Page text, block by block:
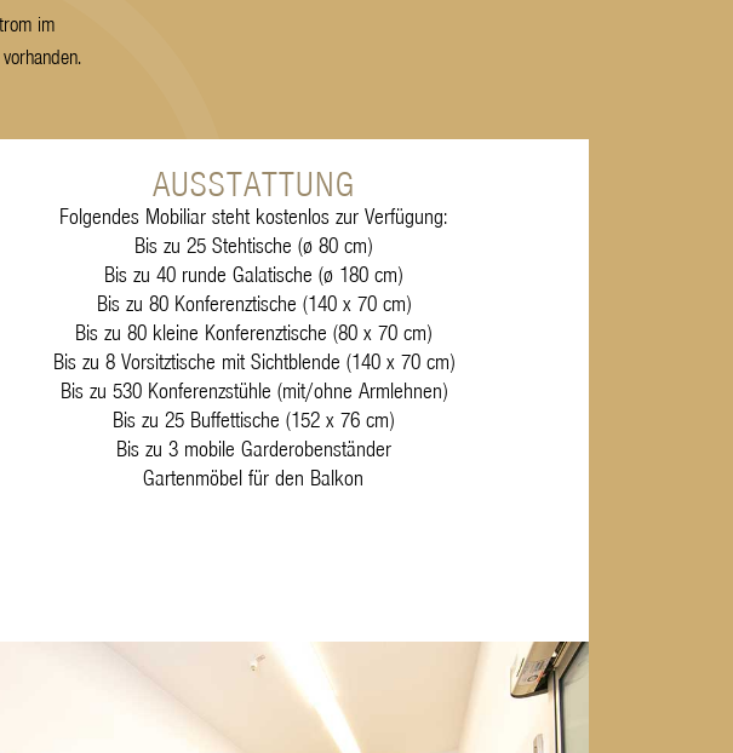
im
AUSSTATTUNG
Folgendes Mobiliar steht kostenlos zur Verfügung:
Bis zu 25 Stehtische (ø 80 cm)
Bis zu 40 runde Galatische (ø 180 cm)
Bis zu 80 Konferenztische (140 x 70 cm)
Bis zu 80 kleine Konferenztische (80 x 70 cm)
Bis zu 8 Vorsitztische mit Sichtblende (140 x 70 cm)
Bis zu 530 Konferenzstühle (mit/ohne Armlehnen)
Bis zu 25 Buffettische (152 x 76 cm)
Bis zu 3 mobile Garderobenständer
Gartenmöbel für den Balkon